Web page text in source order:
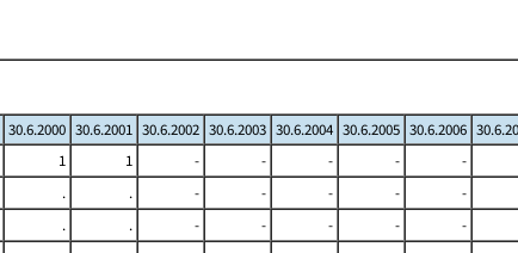
30.6.2000 30.6.2001 30.6.2002 30.6.2003 30.6.2004 30.6.2005 30.6.2006
1 1 - - - -
-
. . - - - -
-
. . - - - -
-